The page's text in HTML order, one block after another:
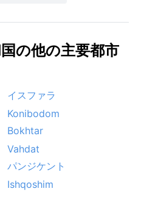
の他の主要都市
イスファラ
Konibodom
Bokhtar
Vahdat
パンジケント
Ishqoshim